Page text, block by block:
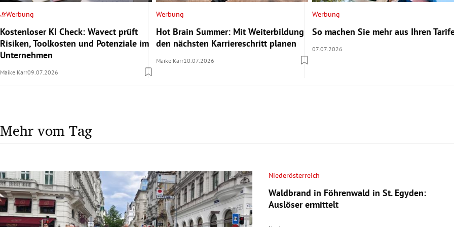
Werbung
Kostenloser KI Check: Wavect prüft
Risiken, Toolkosten und Potenziale im
Unternehmen
Maike Karr09.07.2026
Werbung
Hot Brain Summer: Mit Weiterbildung
den nächsten Karriereschritt planen
Maike Karr10.07.2026
Werbung
So machen Sie mehr aus Ihren
07.07.2026
Mehr vom Tag
Niederösterreich
Waldbrand in Föhrenwald in St. Egyden:
Auslöser ermittelt